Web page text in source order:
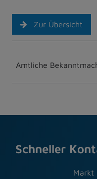
Zur Übersicht
Amtliche
Schneller
Markt